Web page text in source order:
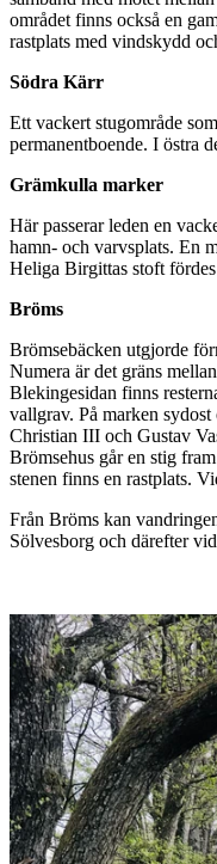
området finns också en
rastplats med vindskydd
Södra Kärr
Ett vackert stugområde
permanentboende. I östra
Grämkulla marker
Här passerar leden en
hamn- och varvsplats. En
Heliga Birgittas stoft
Bröms
Brömsebäcken utgjorde
Numera är det gräns
Blekingesidan finns
vallgrav. På marken
Christian III och Gustav
Brömsehus går en stig
stenen finns en rastplats.
Från Bröms kan
Sölvesborg och därefter
Bildspel
med
bilder